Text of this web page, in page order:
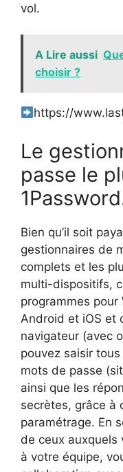
vol.
A Lire aussi
choisir ?
https://
Le
passe le
Bien qu’il soit
gestionnaires de
complets et les
multi-dispositifs,
programmes pour
Android et iOS et
navigateur (avec
pouvez saisir
mots de passe
ainsi que les
secrètes, grâce à
paramétrage. En
de ceux auxquels
à votre équipe,